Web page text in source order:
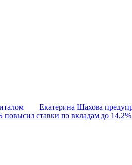
Екатерина Шахова
повысил ставки по вкладам до